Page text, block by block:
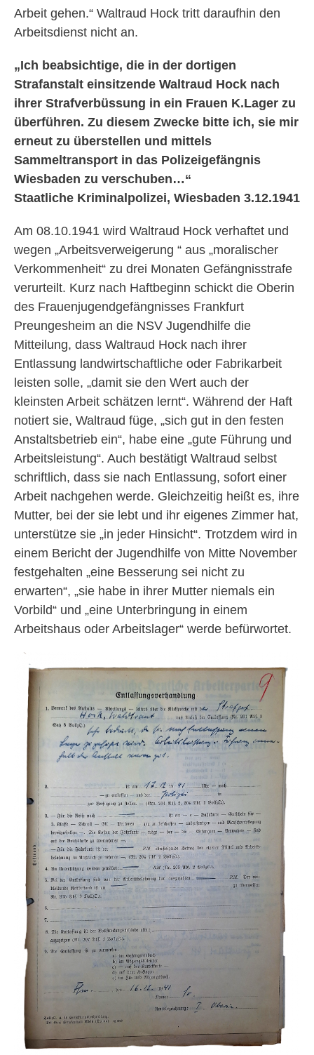
Arbeit gehen.“ Waltraud Hock tritt daraufhin den
Arbeitsdienst nicht an.
„Ich beabsichtige, die in der dortigen
Strafanstalt einsitzende Waltraud Hock nach
ihrer Strafverbüssung in ein Frauen K.Lager zu
überführen. Zu diesem Zwecke bitte ich, sie mir
erneut zu überstellen und mittels
Sammeltransport in das Polizeigefängnis
Wiesbaden zu verschuben…“
Staatliche Kriminalpolizei, Wiesbaden 3.12.1941
Am 08.10.1941 wird Waltraud Hock verhaftet und
wegen „Arbeitsverweigerung “ aus „moralischer
Verkommenheit“ zu drei Monaten Gefängnisstrafe
verurteilt. Kurz nach Haftbeginn schickt die Oberin
des Frauenjugendgefängnisses Frankfurt
Preungesheim an die NSV Jugendhilfe die
Mitteilung, dass Waltraud Hock nach ihrer
Entlassung landwirtschaftliche oder Fabrikarbeit
leisten solle, „damit sie den Wert auch der
kleinsten Arbeit schätzen lernt“. Während der Haft
notiert sie, Waltraud füge, „sich gut in den festen
Anstaltsbetrieb ein“, habe eine „gute Führung und
Arbeitsleistung“. Auch bestätigt Waltraud selbst
schriftlich, dass sie nach Entlassung, sofort einer
Arbeit nachgehen werde. Gleichzeitig heißt es, ihre
Mutter, bei der sie lebt und ihr eigenes Zimmer hat,
unterstütze sie „in jeder Hinsicht“. Trotzdem wird in
einem Bericht der Jugendhilfe von Mitte November
festgehalten „eine Besserung sei nicht zu
erwarten“, „sie habe in ihrer Mutter niemals ein
Vorbild“ und „eine Unterbringung in einem
Arbeitshaus oder Arbeitslager“ werde befürwortet.